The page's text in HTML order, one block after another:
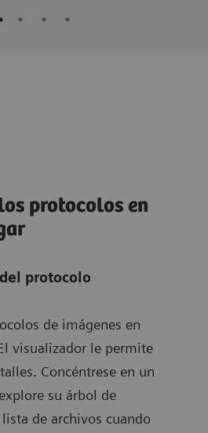
protocolos en
protocolo
de imágenes en
visualizador le permite
Concéntrese en un
su árbol de
de archivos cuando